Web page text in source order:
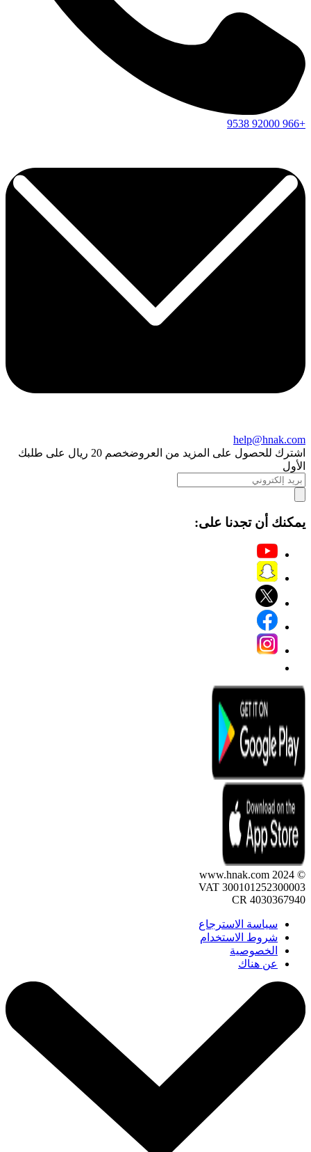
+966
92000
9538
help@hnak.com
اشترك للحصول على المزيد من العروض
خصم 20 ريال على طلبك
الأول
يمكنك أن تجدنا على:
© 2024 www.hnak.com
VAT 300101252300003
CR 4030367940
سياسة الاسترجاع
شروط الاستخدام
الخصوصية
عن هناك